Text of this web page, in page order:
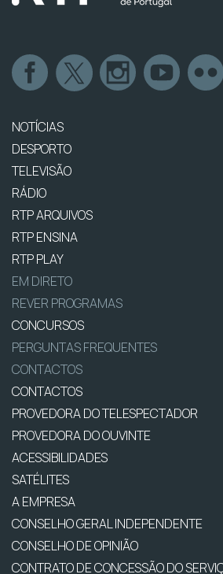
NOTÍCIAS
DESPORTO
TELEVISÃO
RÁDIO
RTP ARQUIVOS
RTP ENSINA
RTP PLAY
EM DIRETO
REVER PROGRAMAS
CONCURSOS
PERGUNTAS FREQUENTES
CONTACTOS
CONTACTOS
PROVEDORA DO TELESPECTADOR
PROVEDORA DO OUVINTE
ACESSIBILIDADES
SATÉLITES
A EMPRESA
CONSELHO GERAL INDEPENDENTE
CONSELHO DE OPINIÃO
CONTRATO DE CONCESSÃO DO